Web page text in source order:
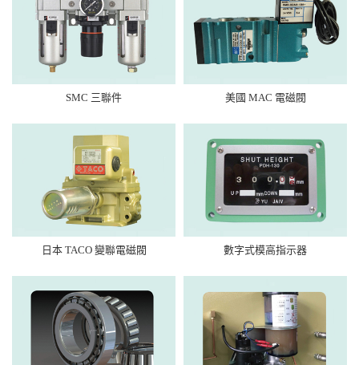
SMC 三聯件 美國 MAC 電磁閥
日本 TACO 變聯電磁閥 數字式模高指示器